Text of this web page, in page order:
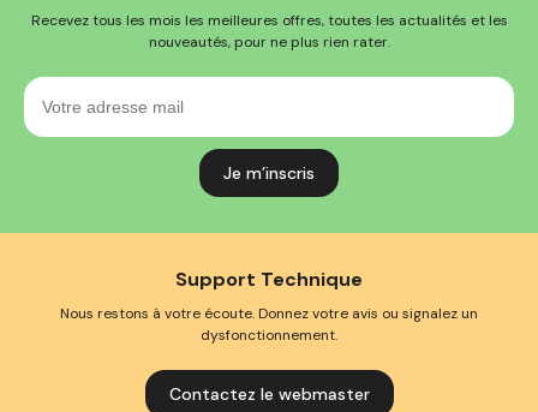
Recevez tous les mois les meilleures offres, toutes les actualités et les
nouveautés, pour ne plus rien rater.
Votre
adresse
mail
Support Technique
Nous restons à votre écoute. Donnez votre avis ou signalez un
dysfonctionnement.
Contactez le webmaster